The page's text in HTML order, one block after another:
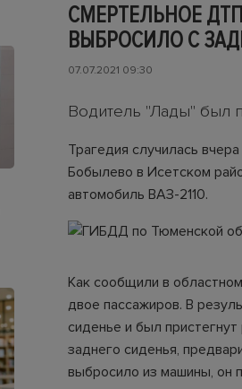
СМЕРТЕЛЬНОЕ
ВЫБРОСИЛО С
07.07.2021 09:30
Водитель "Лады" был
Трагедия случилась
Бобылево в Исетском
автомобиль ВАЗ-2110.
Как сообщили в
двое пассажиров. В
сиденье и был
заднего сиденья,
выбросило из машины, он